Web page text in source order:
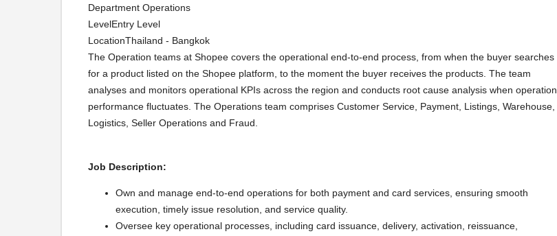
Department Operations
LevelEntry Level
LocationThailand - Bangkok
The Operation teams at Shopee covers the operational end-to-end process, from when the buyer searches
for a product listed on the Shopee platform, to the moment the buyer receives the products. The team
analyses and monitors operational KPIs across the region and conducts root cause analysis when operation
performance fluctuates. The Operations team comprises Customer Service, Payment, Listings, Warehouse,
Logistics, Seller Operations and Fraud.
Job Description:
Own and manage end-to-end operations for both payment and card services, ensuring smooth
execution, timely issue resolution, and service quality.
Oversee key operational processes, including card issuance, delivery, activation, reissuance,